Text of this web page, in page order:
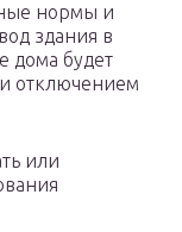
нормы и
здания в
дома будет
отключением
или